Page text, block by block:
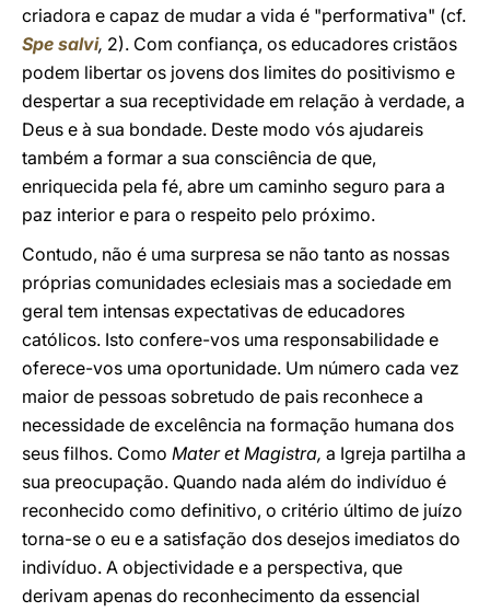
criadora e capaz de mudar a vida é "performativa" (cf.
Spe salvi, 2). Com confiança, os educadores cristãos
podem libertar os jovens dos limites do positivismo e
despertar a sua receptividade em relação à verdade, a
Deus e à sua bondade. Deste modo vós ajudareis
também a formar a sua consciência de que,
enriquecida pela fé, abre um caminho seguro para a
paz interior e para o respeito pelo próximo.
Contudo, não é uma surpresa se não tanto as nossas
próprias comunidades eclesiais mas a sociedade em
geral tem intensas expectativas de educadores
católicos. Isto confere-vos uma responsabilidade e
oferece-vos uma oportunidade. Um número cada vez
maior de pessoas sobretudo de pais reconhece a
necessidade de excelência na formação humana dos
seus filhos. Como Mater et Magistra, a Igreja partilha a
sua preocupação. Quando nada além do indivíduo é
reconhecido como definitivo, o critério último de juízo
torna-se o eu e a satisfação dos desejos imediatos do
indivíduo. A objectividade e a perspectiva, que
derivam apenas do reconhecimento da essencial